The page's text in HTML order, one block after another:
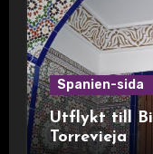
Spanien-sida
Utflykt till
Torrevieja